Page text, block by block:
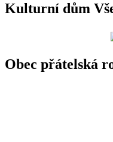
Kulturní dům
Obec přátelská